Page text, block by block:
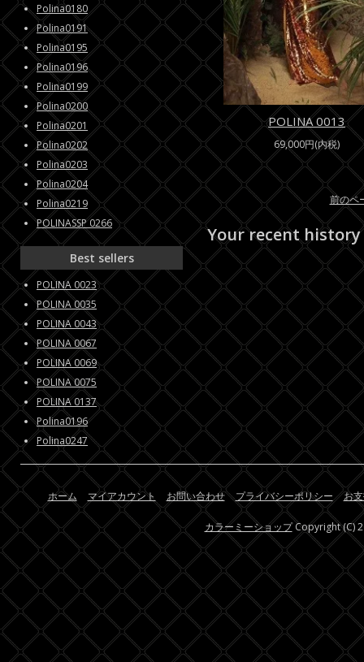
POLINA 0013
69,000円(内税)
前のペ
Your recent history
Polina0180
Polina0191
Polina0195
Polina0196
Polina0199
Polina0200
Polina0201
Polina0202
Polina0203
Polina0204
Polina0219
POLINASSP 0266
Best sellers
POLINA 0023
POLINA 0035
POLINA 0043
POLINA 0067
POLINA 0069
POLINA 0075
POLINA 0137
Polina0196
Polina0247
ホーム マイアカウント お問い合わせ プライバシーポリシー お
カラーミーショップCopyright (C)